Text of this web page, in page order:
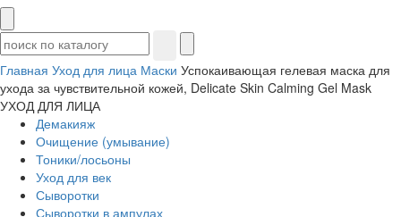
Главная Уход для лица Маски Успокаивающая гелевая маска для
ухода за чувствительной кожей, Delicate Skin Calming Gel Mask
УХОД ДЛЯ ЛИЦА
Демакияж
Очищение (умывание)
Тоники/лосьоны
Уход для век
Сыворотки
Сыворотки в ампулах